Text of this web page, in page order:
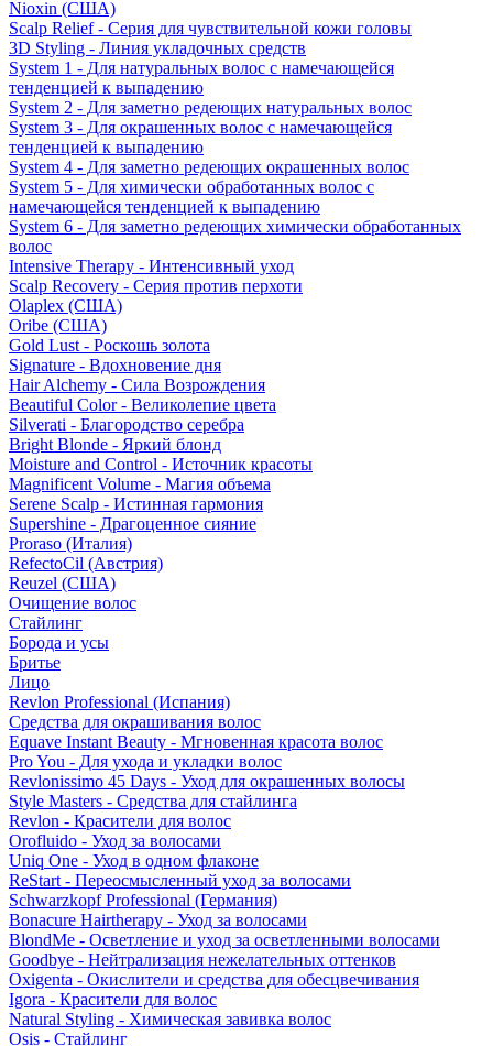
Nioxin (США)
Scalp Relief - Серия для чувствительной кожи головы
3D Styling - Линия укладочных средств
System 1 - Для натуральных волос с намечающейся
тенденцией к выпадению
System 2 - Для заметно редеющих натуральных волос
System 3 - Для окрашенных волос с намечающейся
тенденцией к выпадению
System 4 - Для заметно редеющих окрашенных волос
System 5 - Для химически обработанных волос с
намечающейся тенденцией к выпадению
System 6 - Для заметно редеющих химически обработанных
волос
Intensive Therapy - Интенсивный уход
Scalp Recovery - Серия против перхоти
Olaplex (США)
Oribe (США)
Gold Lust - Роскошь золота
Signature - Вдохновение дня
Hair Alchemy - Сила Возрождения
Beautiful Color - Великолепие цвета
Silverati - Благородство серебра
Bright Blonde - Яркий блонд
Moisture and Control - Источник красоты
Magnificent Volume - Магия объема
Serene Scalp - Истинная гармония
Supershine - Драгоценное сияние
Proraso (Италия)
RefectoCil (Австрия)
Reuzel (США)
Очищение волос
Стайлинг
Борода и усы
Бритье
Лицо
Revlon Professional (Испания)
Средства для окрашивания волос
Equave Instant Beauty - Мгновенная красота волос
Pro You - Для ухода и укладки волос
Revlonissimo 45 Days - Уход для окрашенных волосы
Style Masters - Средства для стайлинга
Revlon - Красители для волос
Orofluido - Уход за волосами
Uniq One - Уход в одном флаконе
ReStart - Переосмысленный уход за волосами
Schwarzkopf Professional (Германия)
Bonacure Hairtherapy - Уход за волосами
BlondMe - Осветление и уход за осветленными волосами
Goodbye - Нейтрализация нежелательных оттенков
Oxigenta - Окислители и средства для обесцвечивания
Igora - Красители для волос
Natural Styling - Химическая завивка волос
Osis - Стайлинг